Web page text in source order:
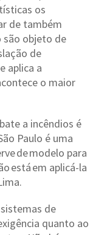
os
de também
são objeto de
de
aplica a
o maior
a incêndios é
Paulo é uma
de modelo para
está em aplicá-la
de
quanto ao